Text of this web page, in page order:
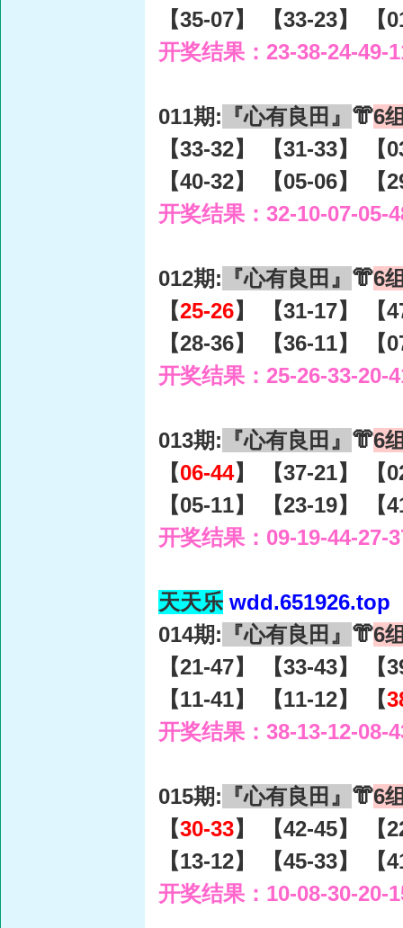
【35-07】 【33-23】 【
开奖结果：23-38-24-49-
011期: 『心有良田』 👘6
【33-32】 【31-33】 【
【40-32】 【05-06】 【
开奖结果：32-10-07-05-
012期: 『心有良田』 👘6
【25-26】 【31-17】 【
【28-36】 【36-11】 【
开奖结果：25-26-33-20-
013期: 『心有良田』 👘6
【06-44】 【37-21】 【
【05-11】 【23-19】 【
开奖结果：09-19-44-27-
天天乐 wdd.651926.top
014期: 『心有良田』 👘6
【21-47】 【33-43】 【
【11-41】 【11-12】 【
开奖结果：38-13-12-08-
015期: 『心有良田』 👘6
【30-33】 【42-45】 【
【13-12】 【45-33】 【
开奖结果：10-08-30-20-